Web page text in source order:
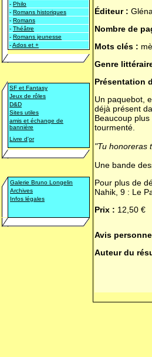
- Philo
- Romans historiques
- Romans
- Théâtre
- Romans jeunesse
-Ados et +
SF et Fantasy
Jeux de rôles
D&D
Sites utiles
amis et échange de
bannière
Livre d'or
Galerie Bruno Longelin
Archives
Infos légales
Éditeur :
Nombre de
Mots clés :
Genre
Présentation
Un paquebot,
déjà présent
Beaucoup
tourmenté.
"Tu honoreras
Une bande
Pour plus de
Nahik, 9 : Le
Prix : 12,50 €
Avis
Auteur du